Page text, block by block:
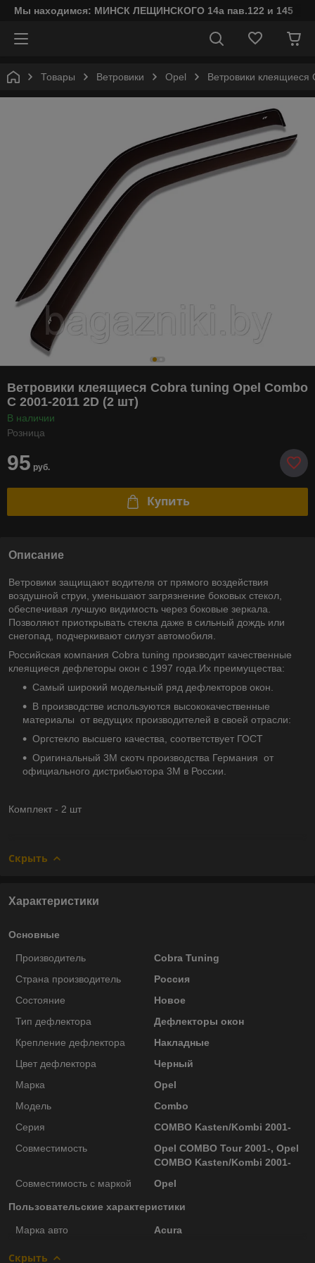
Мы находимся: МИНСК ЛЕЩИНСКОГО 14а пав.122 и 145
Товары Ветровики Opel Ветровики
Ветровики клеящиеся Cobra tuning Opel Combo
C 2001-2011 2D (2 шт)
В наличии
Розница
95 руб.
Купить
Описание
Ветровики защищают водителя от прямого воздействия
воздушной струи, уменьшают загрязнение боковых стекол,
обеспечивая лучшую видимость через боковые зеркала.
Позволяют приоткрывать стекла даже в сильный дождь или
снегопад, подчеркивают силуэт автомобиля.
Российская компания Cobra tuning производит качественные
клеящиеся дефлеторы окон с 1997 года.Их преимущества:
Самый широкий модельный ряд дефлекторов окон.
В производстве используются высококачественные
материалы от ведущих производителей в своей отрасли:
Оргстекло высшего качества, соответствует ГОСТ
Оригинальный 3М скотч производства Германия от
официального дистрибьютора 3М в России.
Комплект - 2 шт
Скрыть
Характеристики
Основные
Производитель
Cobra Tuning
Страна производитель
Россия
Состояние
Новое
Тип дефлектора
Дефлекторы окон
Крепление дефлектора
Накладные
Цвет дефлектора
Черный
Марка
Opel
Модель
Combo
Серия
COMBO Kasten/Kombi 2001-
Совместимость
Opel COMBO Tour 2001-, Opel
COMBO Kasten/Kombi 2001-
Совместимость с маркой
Opel
Пользовательские характеристики
Марка авто Acura
Скрыть